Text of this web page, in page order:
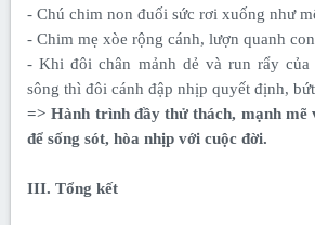
- Chú chim non đuối sức rơi xuống như
- Chim mẹ xòe rộng cánh, lượn quanh
- Khi đôi chân mảnh dẻ và run rẩy của
sông thì đôi cánh đập nhịp quyết định,
=> Hành trình đầy thử thách, mạnh mẽ
để sống sót, hòa nhịp với cuộc đời.
III. Tổng kết